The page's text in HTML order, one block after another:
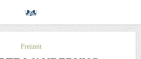
Freizeit